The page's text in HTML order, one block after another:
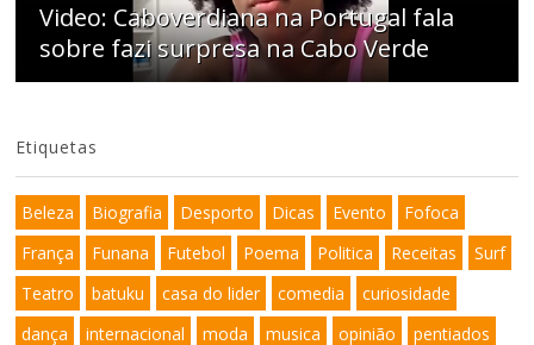
Video: Caboverdiana na Portugal fala
sobre fazi surpresa na Cabo Verde
Etiquetas
Beleza Biografia Desporto Dicas Evento
Fofoca
França
Funana Futebol Poema Politica Receitas
Surf
Teatro
batuku casa do lider comedia
curiosidade
dança
internacional moda musica opinião
pentiados